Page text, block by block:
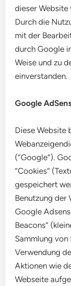
dieser Website
Durch die
mit der
durch Google
Weise und zu
einverstanden.
Google
Diese Website
(“Google“).
“Cookies“
gespeichert
Benutzung der
Google
Beacons“
Sammlung
Verwendung
Aktionen wie
Webseite